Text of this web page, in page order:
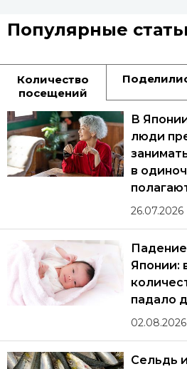
Популярные
Количество
посещений
В
люди
в
26.07.2026
Японии:
падало
02.08.2026
Сельдь